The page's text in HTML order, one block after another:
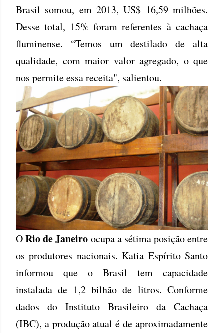
Brasil somou, em 2013, US$ 16,59 milhões.
Desse total, 15% foram referentes à cachaça
fluminense. “Temos um destilado de alta
qualidade, com maior valor agregado, o que
nos permite essa receita", salientou.
ORio de Janeiro ocupa a sétima posição entre
os produtores nacionais. Katia Espírito Santo
informou que o Brasil tem capacidade
instalada de 1,2 bilhão de litros. Conforme
dados do Instituto Brasileiro da Cachaça
(IBC), a produção atual é de aproximadamente